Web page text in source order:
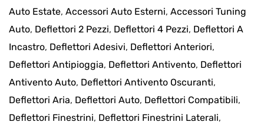
Auto Estate, Accessori Auto Esterni, Accessori Tuning
Auto, Deflettori 2 Pezzi, Deflettori 4 Pezzi, Deflettori A
Incastro, Deflettori Adesivi, Deflettori Anteriori,
Deflettori Antipioggia, Deflettori Antivento, Deflettori
Antivento Auto, Deflettori Antivento Oscuranti,
Deflettori Aria, Deflettori Auto, Deflettori Compatibili,
Deflettori Finestrini, Deflettori Finestrini Laterali,